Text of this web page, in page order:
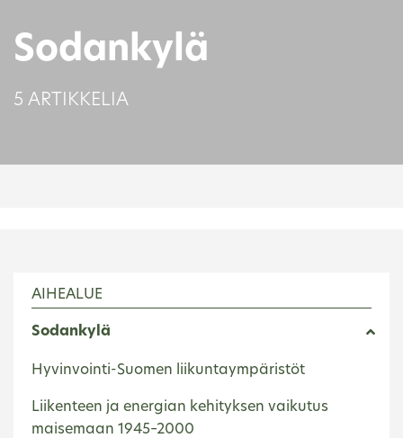
Sodankylä
5 ARTIKKELIA
AIHEALUE
Sodankylä
Hyvinvointi-Suomen liikuntaympäristöt
Liikenteen ja energian kehityksen vaikutus
maisemaan 1945–2000